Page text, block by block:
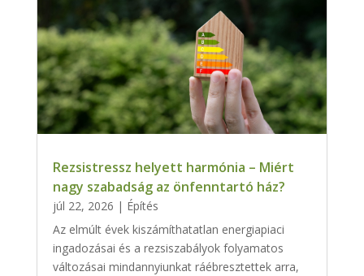
Rezsistressz helyett harmónia – Miért
nagy szabadság az önfenntartó ház?
júl 22, 2026 | Építés
Az elmúlt évek kiszámíthatatlan energiapiaci
ingadozásai és a rezsiszabályok folyamatos
változásai mindannyiunkat ráébresztettek arra,